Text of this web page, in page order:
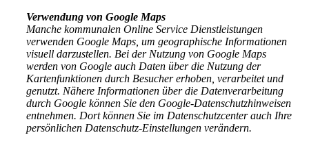
Verwendung von Google Maps
Manche kommunalen Online Service Dienstleistungen
verwenden Google Maps, um geographische Informationen
visuell darzustellen. Bei der Nutzung von Google Maps
werden von Google auch Daten über die Nutzung der
Kartenfunktionen durch Besucher erhoben, verarbeitet und
genutzt. Nähere Informationen über die Datenverarbeitung
durch Google können Sie den Google-Datenschutzhinweisen
entnehmen. Dort können Sie im Datenschutzcenter auch Ihre
persönlichen Datenschutz-Einstellungen verändern.